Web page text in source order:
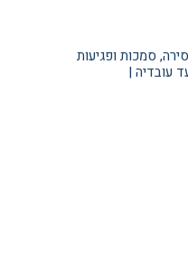
סמכות ופגיעות
עובדיה |